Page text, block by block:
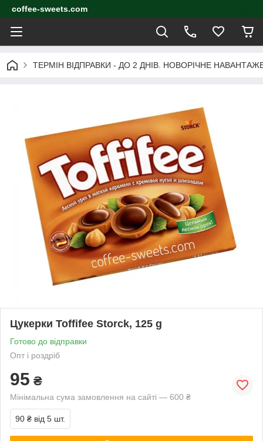
coffee-sweets.com
ТЕРМІН ВІДПРАВКИ - ДО 2 ДНІВ. НОВОРІЧНЕ
Цукерки Toffifee Storck, 125 g
Готово до відправки
Опт і роздріб
95 ₴
Мінімальна сума замовлення на сайті — 600 ₴
90 ₴ від 5 шт.